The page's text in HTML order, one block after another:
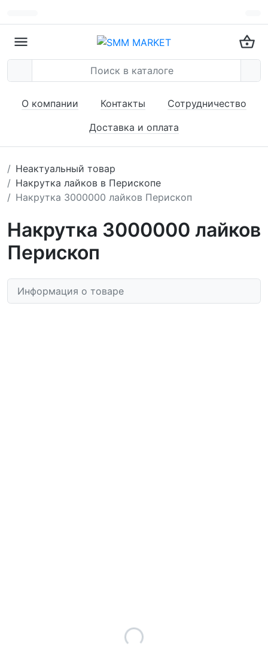
О компании Контакты
Сотрудничество
Доставка и оплата
Неактуальный товар
Накрутка лайков в Перископе
Накрутка 3000000 лайков Перископ
Накрутка 3000000 лайков
Перископ
Информация о товаре